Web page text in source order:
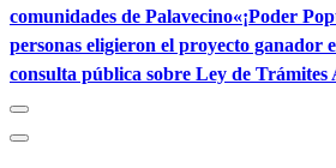
comunidades de Palavecino«¡Poder
personas eligieron el proyecto ganador
consulta pública sobre Ley de